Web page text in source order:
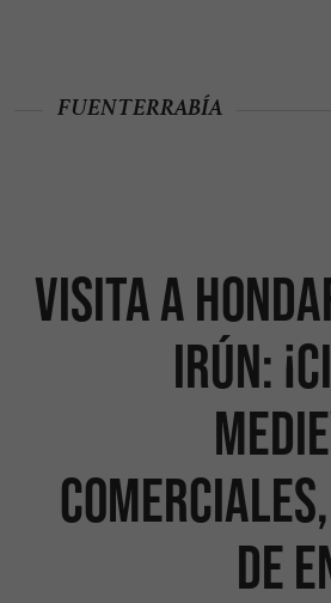
Visita a
Irún:
de
FUENTERRABÍA